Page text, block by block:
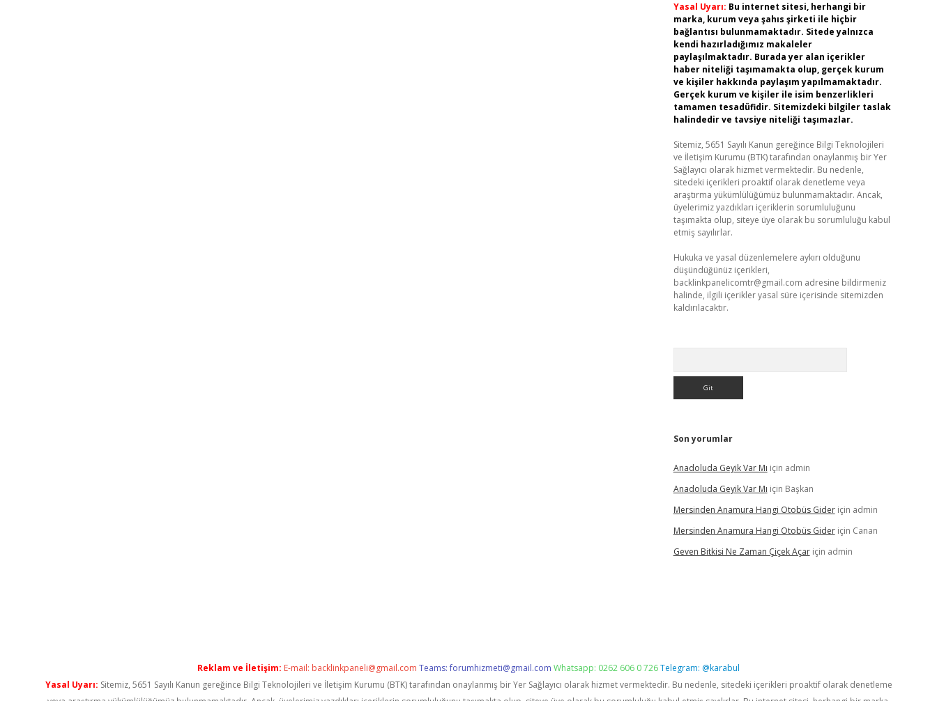
Yasal Uyarı: Bu internet sitesi, herhangi bir
marka, kurum veya şahıs şirketi ile hiçbir
bağlantısı bulunmamaktadır. Sitede yalnızca
kendi hazırladığımız makaleler
paylaşılmaktadır. Burada yer alan içerikler
haber niteliği taşımamakta olup, gerçek kurum
ve kişiler hakkında paylaşım yapılmamaktadır.
Gerçek kurum ve kişiler ile isim benzerlikleri
tamamen tesadüfidir. Sitemizdeki bilgiler taslak
halindedir ve tavsiye niteliği taşımazlar.
Sitemiz, 5651 Sayılı Kanun gereğince Bilgi Teknolojileri
ve İletişim Kurumu (BTK) tarafından onaylanmış bir Yer
Sağlayıcı olarak hizmet vermektedir. Bu nedenle,
sitedeki içerikleri proaktif olarak denetleme veya
araştırma yükümlülüğümüz bulunmamaktadır. Ancak,
üyelerimiz yazdıkları içeriklerin sorumluluğunu
taşımakta olup, siteye üye olarak bu sorumluluğu kabul
etmiş sayılırlar.
Hukuka ve yasal düzenlemelere aykırı olduğunu
düşündüğünüz içerikleri,
backlinkpanelicomtr@gmail.com adresine bildirmeniz
halinde, ilgili içerikler yasal süre içerisinde sitemizden
kaldırılacaktır.
Son yorumlar
Anadoluda Geyik Var Mı için admin
Anadoluda Geyik Var Mı için Başkan
Mersinden Anamura Hangi Otobüs Gideriçin admin
Mersinden Anamura Hangi Otobüs Gideriçin Canan
Geven Bitkisi Ne Zaman Çiçek Açariçin admin
Reklam ve İletişim: E-mail: backlinkpaneli@gmail.com Teams:forumhizmeti@gmail.com Whatsapp: 0262 606 0 726Telegram: @karabul
Yasal Uyarı: Sitemiz, 5651 Sayılı Kanun gereğince Bilgi Teknolojileri ve İletişim Kurumu (BTK) tarafından onaylanmış bir Yer Sağlayıcı olarak hizmet vermektedir. Bu nedenle, sitedeki içerikleri proaktif olarak denetleme